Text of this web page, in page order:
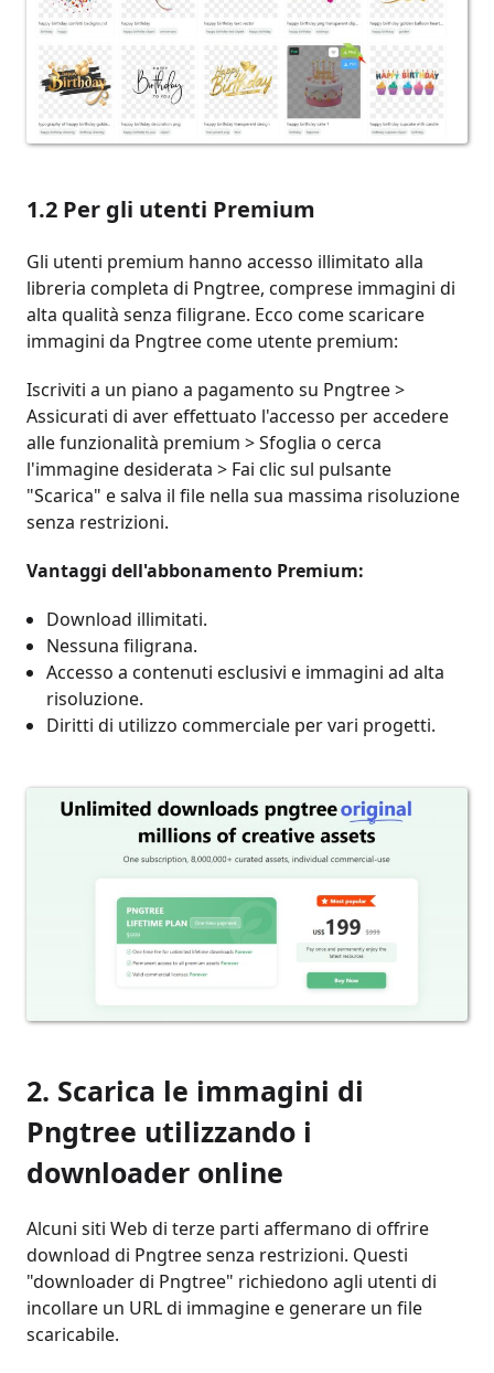
1.2 Per gli utenti Premium
Gli utenti premium hanno accesso illimitato alla
libreria completa di Pngtree, comprese immagini di
alta qualità senza filigrane. Ecco come scaricare
immagini da Pngtree come utente premium:
Iscriviti a un piano a pagamento su Pngtree >
Assicurati di aver effettuato l'accesso per accedere
alle funzionalità premium > Sfoglia o cerca
l'immagine desiderata > Fai clic sul pulsante
"Scarica" ​​e salva il file nella sua massima risoluzione
senza restrizioni.
Vantaggi dell'abbonamento Premium:
Download illimitati.
Nessuna filigrana.
Accesso a contenuti esclusivi e immagini ad alta
risoluzione.
Diritti di utilizzo commerciale per vari progetti.
2. Scarica le immagini di
Pngtree utilizzando i
downloader online
Alcuni siti Web di terze parti affermano di offrire
download di Pngtree senza restrizioni. Questi
"downloader di Pngtree" richiedono agli utenti di
incollare un URL di immagine e generare un file
scaricabile.